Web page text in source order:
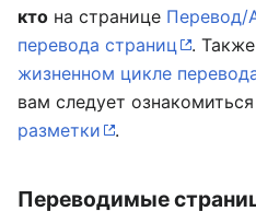
кто на странице Перевод/
перевода страниц
.
жизненном цикле
вам следует
разметки
.
Переводимые